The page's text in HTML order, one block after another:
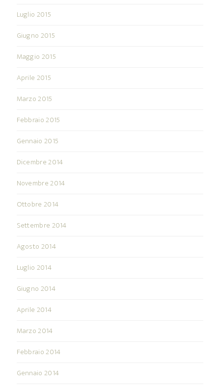
Luglio 2015
Giugno 2015
Maggio 2015
Aprile 2015
Marzo 2015
Febbraio 2015
Gennaio 2015
Dicembre 2014
Novembre 2014
Ottobre 2014
Settembre 2014
Agosto 2014
Luglio 2014
Giugno 2014
Aprile 2014
Marzo 2014
Febbraio 2014
Gennaio 2014